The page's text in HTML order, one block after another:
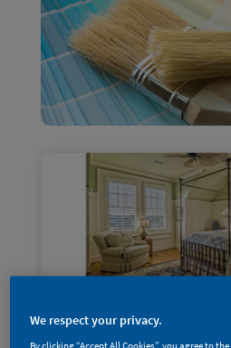
We respect your privacy.
By clicking “Accept All Cookies”, you agree to